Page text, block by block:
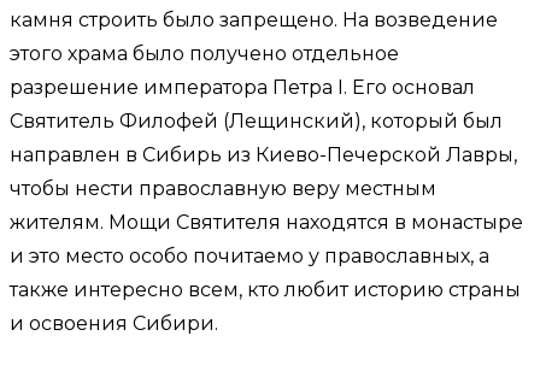
камня строить было запрещено. На возведение
этого храма было получено отдельное
разрешение императора Петра I. Его основал
Святитель Филофей (Лещинский), который был
направлен в Сибирь из Киево-Печерской Лавры,
чтобы нести православную веру местным
жителям. Мощи Святителя находятся в монастыре
и это место особо почитаемо у православных, а
также интересно всем, кто любит историю страны
и освоения Сибири.